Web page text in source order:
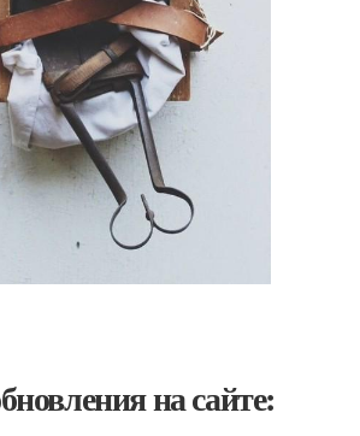
на сайте: